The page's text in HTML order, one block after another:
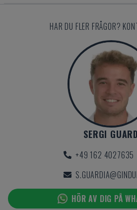
HAR DU FLER FRÅGOR?
SERGI
+49 162 4027635
HÖR AV DIG PÅ